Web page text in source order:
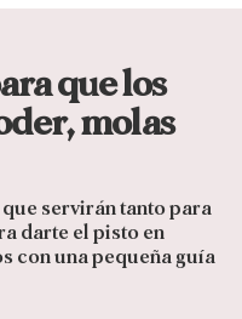
que los
molas
servirán tanto para
darte el pisto en
con una pequeña guía